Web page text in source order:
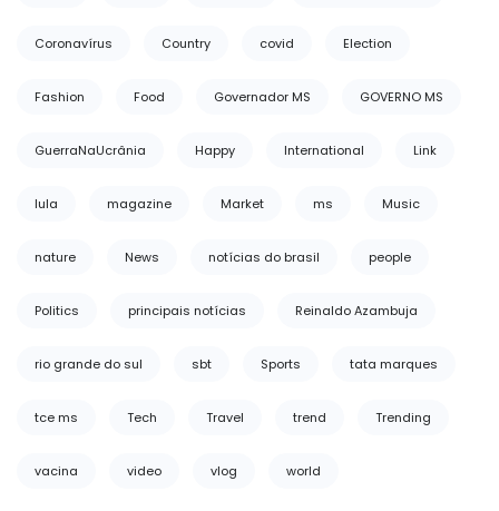
Coronavírus Country covid Election
Fashion Food Governador MS GOVERNO MS
GuerraNaUcrânia Happy International Link
lula magazine Market ms Music
nature News notícias do brasil people
Politics principais notícias Reinaldo Azambuja
rio grande do sul sbt Sports tata marques
tce ms Tech Travel trend Trending
vacina video vlog world